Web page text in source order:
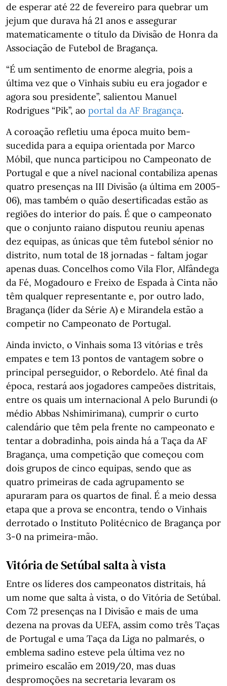
de esperar até 22 de fevereiro para quebrar um
jejum que durava há 21 anos e assegurar
matematicamente o título da Divisão de Honra da
Associação de Futebol de Bragança.
“É um sentimento de enorme alegria, pois a
última vez que o Vinhais subiu eu era jogador e
agora sou presidente”, salientou Manuel
Rodrigues “Pik”, ao portal da AF Bragança.
A coroação refletiu uma época muito bem-
sucedida para a equipa orientada por Marco
Móbil, que nunca participou no Campeonato de
Portugal e que a nível nacional contabiliza apenas
quatro presenças na III Divisão (a última em 2005-
06), mas também o quão desertificadas estão as
regiões do interior do país. É que o campeonato
que o conjunto raiano disputou reuniu apenas
dez equipas, as únicas que têm futebol sénior no
distrito, num total de 18 jornadas - faltam jogar
apenas duas. Concelhos como Vila Flor, Alfândega
da Fé, Mogadouro e Freixo de Espada à Cinta não
têm qualquer representante e, por outro lado,
Bragança (líder da Série A) e Mirandela estão a
competir no Campeonato de Portugal.
Ainda invicto, o Vinhais soma 13 vitórias e três
empates e tem 13 pontos de vantagem sobre o
principal perseguidor, o Rebordelo. Até final da
época, restará aos jogadores campeões distritais,
entre os quais um internacional A pelo Burundi (o
médio Abbas Nshimirimana), cumprir o curto
calendário que têm pela frente no campeonato e
tentar a dobradinha, pois ainda há a Taça da AF
Bragança, uma competição que começou com
dois grupos de cinco equipas, sendo que as
quatro primeiras de cada agrupamento se
apuraram para os quartos de final. É a meio dessa
etapa que a prova se encontra, tendo o Vinhais
derrotado o Instituto Politécnico de Bragança por
3-0 na primeira-mão.
Vitória de Setúbal salta à vista
Entre os líderes dos campeonatos distritais, há
um nome que salta à vista, o do Vitória de Setúbal.
Com 72 presenças na I Divisão e mais de uma
dezena na provas da UEFA, assim como três Taças
de Portugal e uma Taça da Liga no palmarés, o
emblema sadino esteve pela última vez no
primeiro escalão em 2019/20, mas duas
despromoções na secretaria levaram os